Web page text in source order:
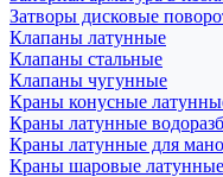
Затворы дисковые
Клапаны латунные
Клапаны стальные
Клапаны чугунные
Краны конусные
Краны латунные
Краны латунные для
Краны шаровые латунные